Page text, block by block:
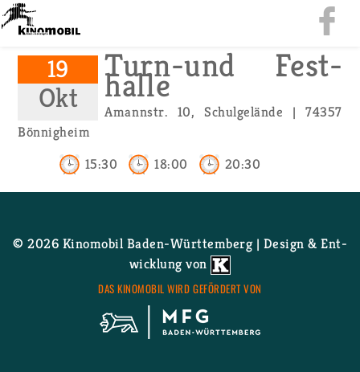
19
Okt
Turn-und Fest­
hal­le
Amann­str. 10, Schul­ge­län­de | 74357
Bön­nig­heim
15:30
18:00 20:30
© 2026 Ki­no­mo­bil Ba­den-Würt­tem­berg | De­sign & Ent­
wick­lung von
DAS KI­NO­MO­BIL WIRD GE­FÖR­DERT VON